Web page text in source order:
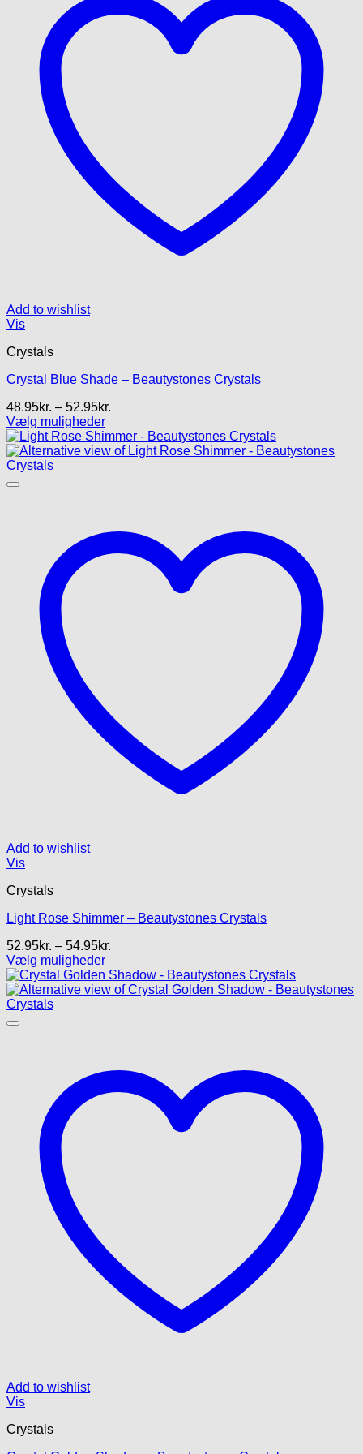
Add to wishlist
Vis
Crystals
Crystal Blue Shade – Beautystones Crystals
48.95kr. – 52.95kr.
til
52.95kr.
Vælg muligheder
Dette
vare
har
flere
varesiden
Add to wishlist
Vis
Crystals
Light Rose Shimmer – Beautystones Crystals
52.95kr. – 54.95kr.
til
54.95kr.
Vælg muligheder
Dette
vare
har
flere
varesiden
Add to wishlist
Vis
Crystals